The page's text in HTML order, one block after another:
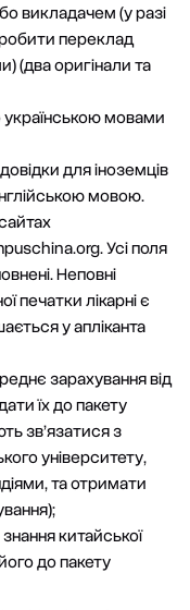
викладачем (у разі
переклад
(два оригінали та
мовами
для іноземців
мовою.
Усі поля
Неповні
печатки лікарні є
у апліканта
зарахування від
їх до пакету
зв’язатися з
університету,
та отримати
китайської
до пакету